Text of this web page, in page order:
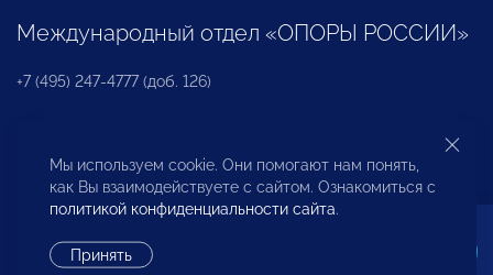
Международный отдел «ОПОРЫ РОССИИ»
+7 (495) 247-4777 (доб. 126)
Бюро по защите прав предпринимателей и
инвесторов
Мы используем cookie. Они помогают нам понять,
как Вы взаимодействуете с сайтом. Ознакомиться с
политикой конфиденциальности сайта.
Принять